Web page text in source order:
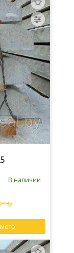
В наличии